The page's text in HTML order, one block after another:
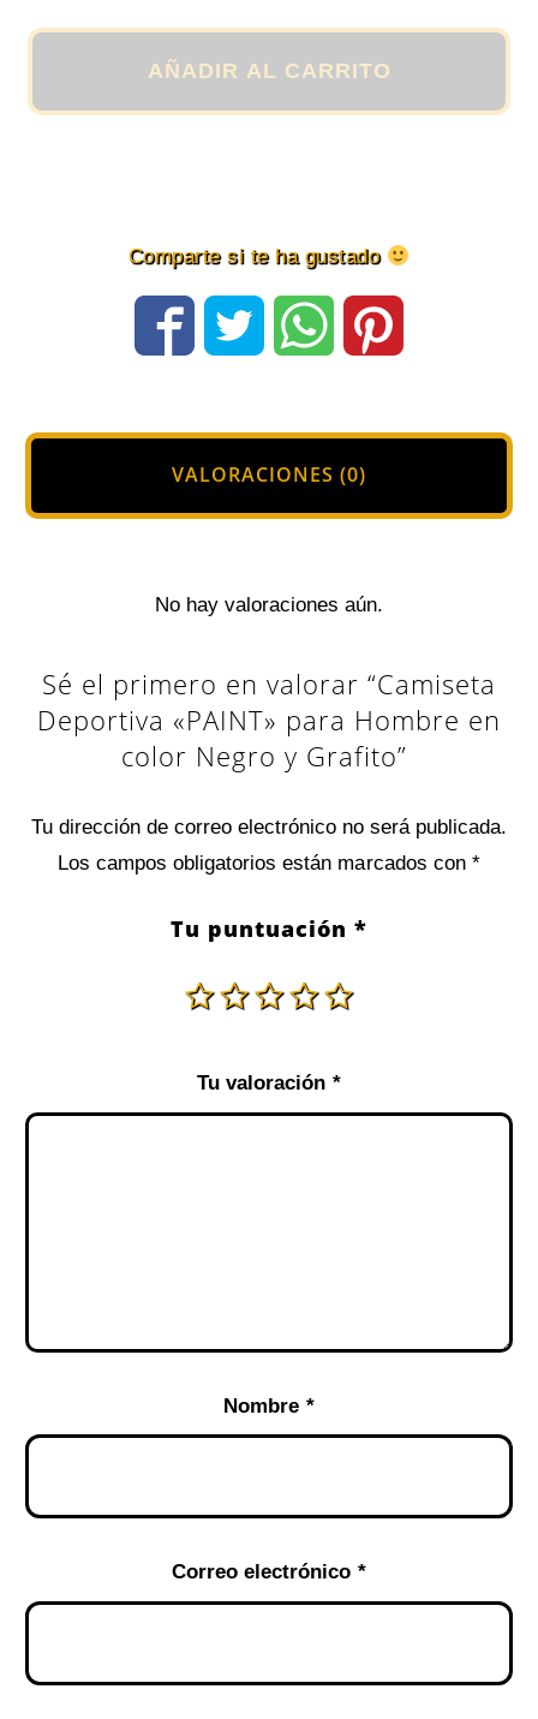
para
en
AÑADIR AL CARRITO
Comparte si te ha gustado
VALORACIONES (0)
No hay valoraciones aún.
Sé el primero en valorar “Camiseta
Deportiva «PAINT» para Hombre en
color Negro y Grafito”
Tu dirección de correo electrónico no será publicada.
Los campos obligatorios están marcados con *
Tu puntuación *
Tu valoración *
Nombre *
Correo electrónico *